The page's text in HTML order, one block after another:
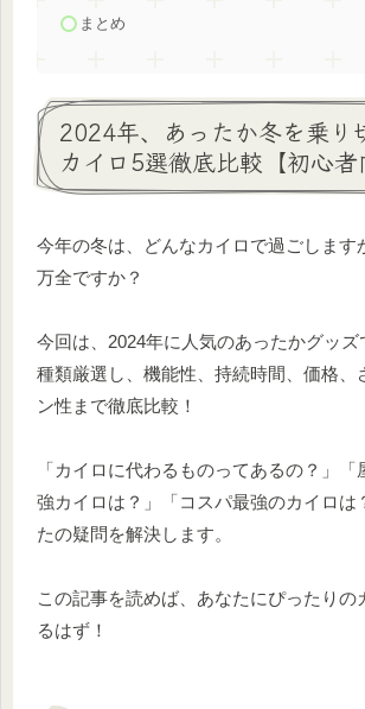
まとめ
2024年、あったか冬を乗り
カイロ5選徹底比較【初心者
今年の冬は、どんなカイロで過ごします
万全ですか？
今回は、2024年に人気のあったかグッ
種類厳選し、機能性、持続時間、価格、
ン性まで徹底比較！
「カイロに代わるものってあるの？」
強カイロは？」「コスパ最強のカイロは
たの疑問を解決します。
この記事を読めば、あなたにぴったりの
るはず！